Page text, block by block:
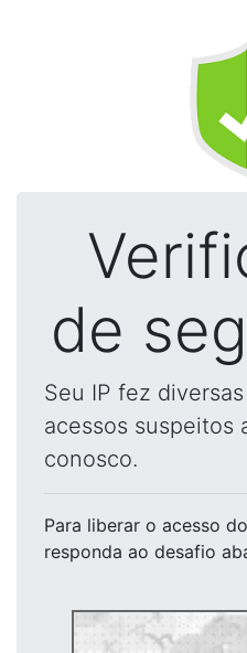
de
Seu IP fez
acessos suspeitos
conosco.
Para liberar o acesso
responda ao desafio